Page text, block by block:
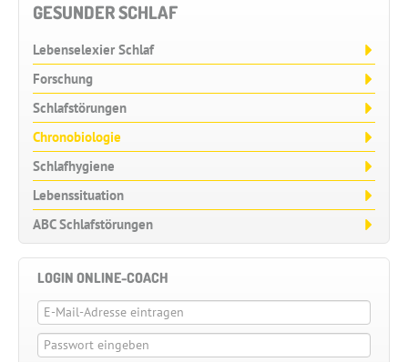
GESUNDER SCHLAF
Lebenselexier Schlaf
Forschung
Schlafstörungen
Chronobiologie
Schlafhygiene
Lebenssituation
ABC Schlafstörungen
LOGIN ONLINE-COACH